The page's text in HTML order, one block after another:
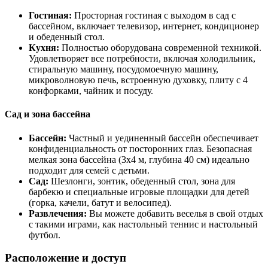
Гостиная: Просторная гостиная с выходом в сад с
бассейном, включает телевизор, интернет, кондиционер
и обеденный стол.
Кухня: Полностью оборудована современной техникой.
Удовлетворяет все потребности, включая холодильник,
стиральную машину, посудомоечную машину,
микроволновую печь, встроенную духовку, плиту с 4
конфорками, чайник и посуду.
Сад и зона бассейна
Бассейн: Частный и уединенный бассейн обеспечивает
конфиденциальность от посторонних глаз. Безопасная
мелкая зона бассейна (3x4 м, глубина 40 см) идеально
подходит для семей с детьми.
Сад: Шезлонги, зонтик, обеденный стол, зона для
барбекю и специальные игровые площадки для детей
(горка, качели, батут и велосипед).
Развлечения: Вы можете добавить веселья в свой отдых
с такими играми, как настольный теннис и настольный
футбол.
Расположение и доступ